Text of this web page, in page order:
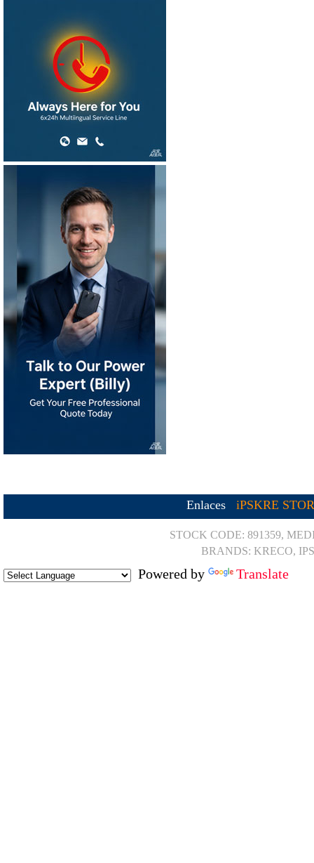
Enlaces iPSKRE
STOCK CODE: 891359,
BRANDS: KRECO,
Powered by Translate